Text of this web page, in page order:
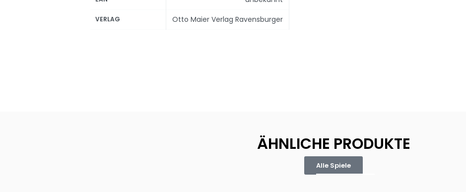
VERLAG Otto Maier Verlag Ravensburger
ÄHNLICHE PRODUKTE
Alle Spiele